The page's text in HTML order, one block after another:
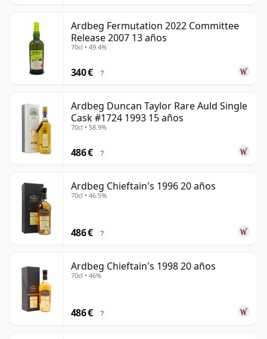
Ardbeg Fermutation 2022 Committee
Release 2007 13 años
70cl • 49.4%
340 € ?
Ardbeg Duncan Taylor Rare Auld Single
Cask #1724 1993 15 años
70cl • 58.9%
486 € ?
Ardbeg Chieftain's 1996 20 años
70cl • 46.5%
486 € ?
Ardbeg Chieftain's 1998 20 años
70cl • 46%
486 € ?